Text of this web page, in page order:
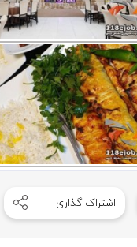
اشتراک گذاری